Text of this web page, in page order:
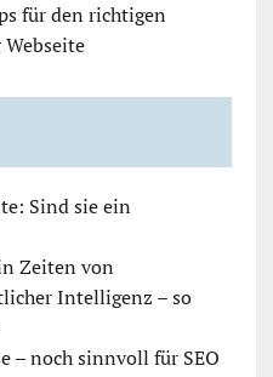
für den richtigen
Sind sie ein
Zeiten von
Intelligenz – so
– noch sinnvoll für SEO